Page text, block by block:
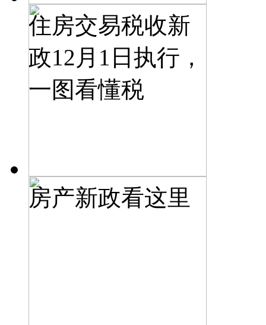
住房交易税收新
政12月1日执行，
一图看懂税
房产新政看这里